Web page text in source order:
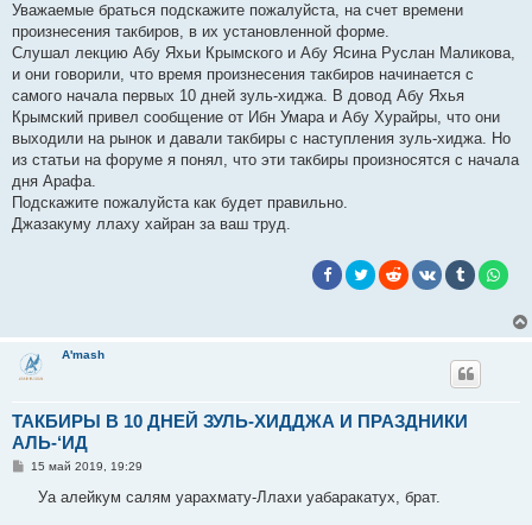
щ
е
и
е
Уважаемые браться подскажите пожалуйста, на счет времени
произнесения такбиров, в их установленной форме.
Слушал лекцию Абу Яхьи Крымского и Абу Ясина Руслан Маликова,
и они говорили, что время произнесения такбиров начинается с
самого начала первых 10 дней зуль-хиджа. В довод Абу Яхья
Крымский привел сообщение от Ибн Умара и Абу Хурайры, что они
выходили на рынок и давали такбиры с наступления зуль-хиджа. Но
из статьи на форуме я понял, что эти такбиры произносятся с начала
дня Арафа.
Подскажите пожалуйста как будет правильно.
Джазакуму ллаху хайран за ваш труд.
A'mash
ТАКБИРЫ В 10 ДНЕЙ ЗУЛЬ-ХИДДЖА И ПРАЗДНИКИ
АЛЬ-‘ИД
С15 май 2019, 19:29
Уа алейкум салям уарахмату-Ллахи уабаракатух, брат.